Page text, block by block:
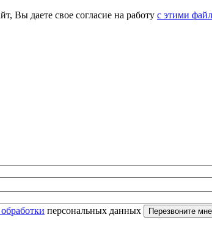
Вы даете свое согласие на работу с этими
персональных данных